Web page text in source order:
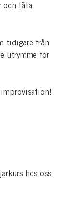
och låta
tidigare från
utrymme för
hos oss